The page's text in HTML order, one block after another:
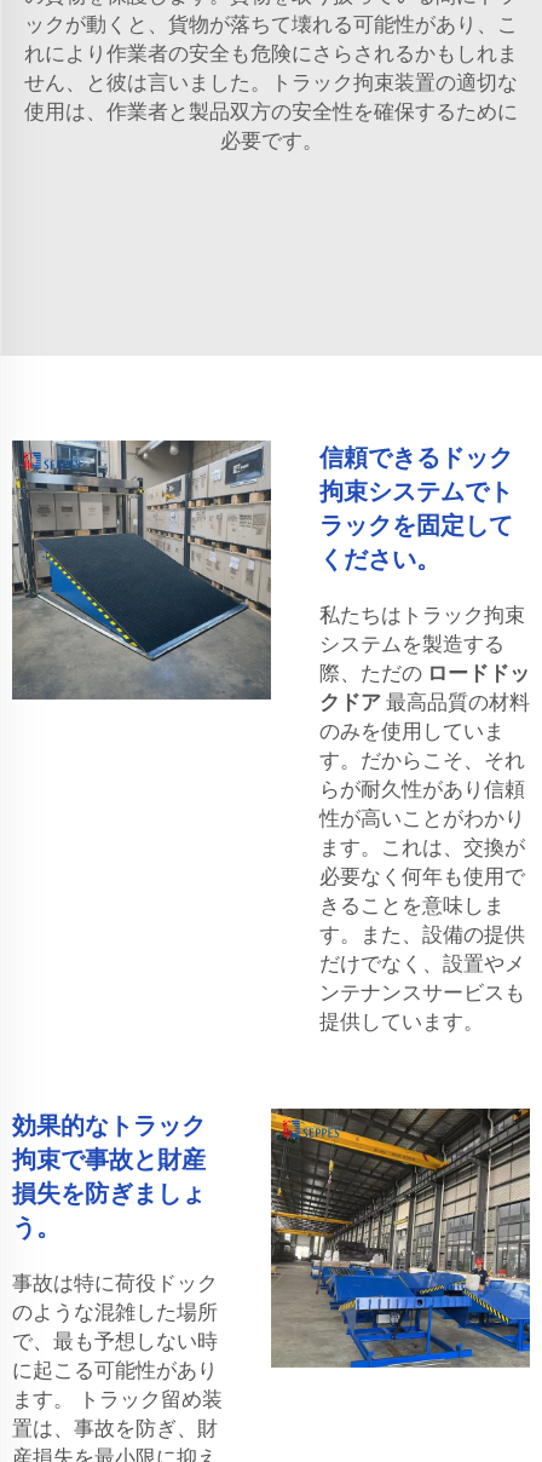
ックが動くと、貨物が落ちて壊れる可能性があり、こ
れにより作業者の安全も危険にさらされるかもしれま
せん、と彼は言いました。トラック拘束装置の適切な
使用は、作業者と製品双方の安全性を確保するために
必要です。
信頼できるドック
拘束システムでト
ラックを固定して
ください。
私たちはトラック拘束
システムを製造する
際、ただの ロードドッ
クドア 最高品質の材料
のみを使用していま
す。だからこそ、それ
らが耐久性があり信頼
性が高いことがわかり
ます。これは、交換が
必要なく何年も使用で
きることを意味しま
す。また、設備の提供
だけでなく、設置やメ
ンテナンスサービスも
提供しています。
効果的なトラック
拘束で事故と財産
損失を防ぎましょ
う。
事故は特に荷役ドック
のような混雑した場所
で、最も予想しない時
に起こる可能性があり
ます。 トラック留め装
置は、事故を防ぎ、財
産損失を最小限に抑え